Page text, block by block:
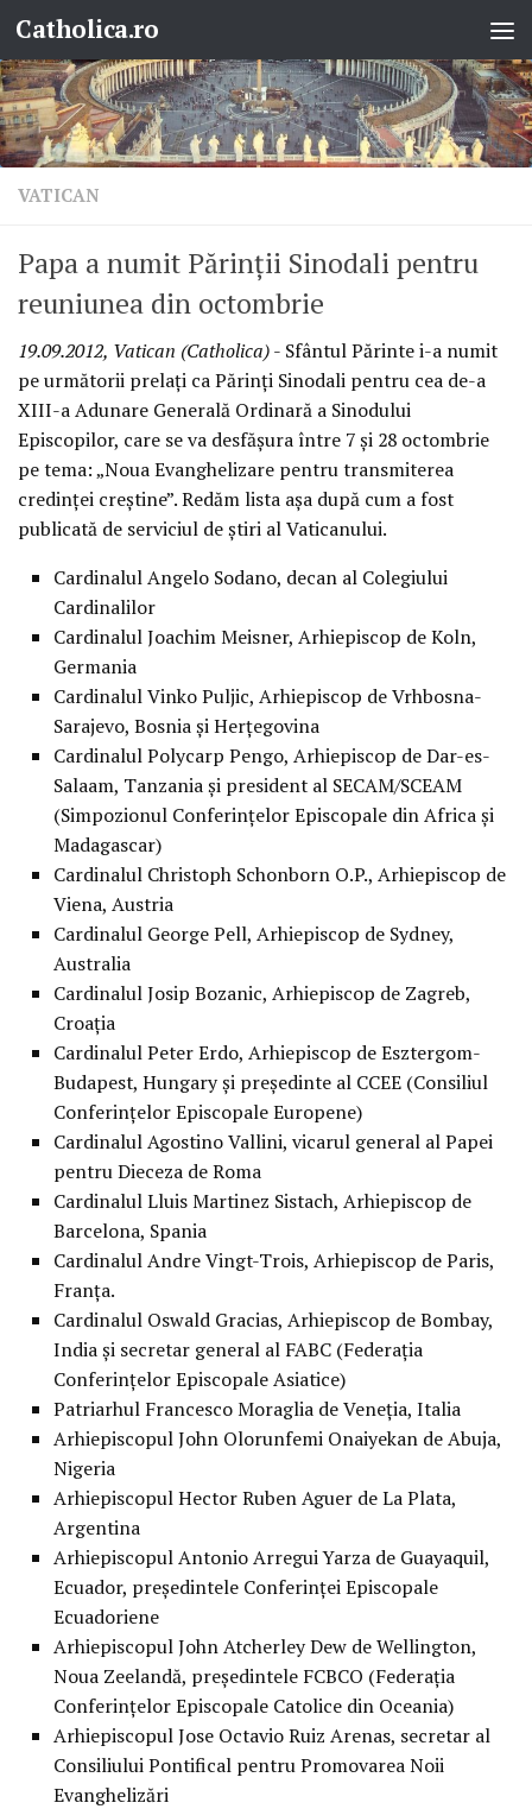
Skip to content
Catholica.ro
VATICAN
Papa a numit Părinţii Sinodali pentru
reuniunea din octombrie
19.09.2012, Vatican (Catholica)- Sfântul Părinte i-a numit
pe următorii prelaţi ca Părinţi Sinodali pentru cea de-a
XIII-a Adunare Generală Ordinară a Sinodului
Episcopilor, care se va desfăşura între 7 şi 28 octombrie
pe tema: „Noua Evanghelizare pentru transmiterea
credinţei creştine”. Redăm lista aşa după cum a fost
publicată de serviciul de ştiri al Vaticanului.
Cardinalul Angelo Sodano, decan al Colegiului
Cardinalilor
Cardinalul Joachim Meisner, Arhiepiscop de Koln,
Germania
Cardinalul Vinko Puljic, Arhiepiscop de Vrhbosna-
Sarajevo, Bosnia şi Herţegovina
Cardinalul Polycarp Pengo, Arhiepiscop de Dar-es-
Salaam, Tanzania şi president al SECAM/SCEAM
(Simpozionul Conferinţelor Episcopale din Africa şi
Madagascar)
Cardinalul Christoph Schonborn O.P., Arhiepiscop de
Viena, Austria
Cardinalul George Pell, Arhiepiscop de Sydney,
Australia
Cardinalul Josip Bozanic, Arhiepiscop de Zagreb,
Croaţia
Cardinalul Peter Erdo, Arhiepiscop de Esztergom-
Budapest, Hungary şi preşedinte al CCEE (Consiliul
Conferinţelor Episcopale Europene)
Cardinalul Agostino Vallini, vicarul general al Papei
pentru Dieceza de Roma
Cardinalul Lluis Martinez Sistach, Arhiepiscop de
Barcelona, Spania
Cardinalul Andre Vingt-Trois, Arhiepiscop de Paris,
Franţa.
Cardinalul Oswald Gracias, Arhiepiscop de Bombay,
India şi secretar general al FABC (Federaţia
Conferinţelor Episcopale Asiatice)
Patriarhul Francesco Moraglia de Veneţia, Italia
Arhiepiscopul John Olorunfemi Onaiyekan de Abuja,
Nigeria
Arhiepiscopul Hector Ruben Aguer de La Plata,
Argentina
Arhiepiscopul Antonio Arregui Yarza de Guayaquil,
Ecuador, preşedintele Conferinţei Episcopale
Ecuadoriene
Arhiepiscopul John Atcherley Dew de Wellington,
Noua Zeelandă, preşedintele FCBCO (Federaţia
Conferinţelor Episcopale Catolice din Oceania)
Arhiepiscopul Jose Octavio Ruiz Arenas, secretar al
Consiliului Pontifical pentru Promovarea Noii
Evanghelizări